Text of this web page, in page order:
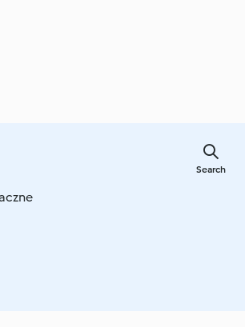
Search